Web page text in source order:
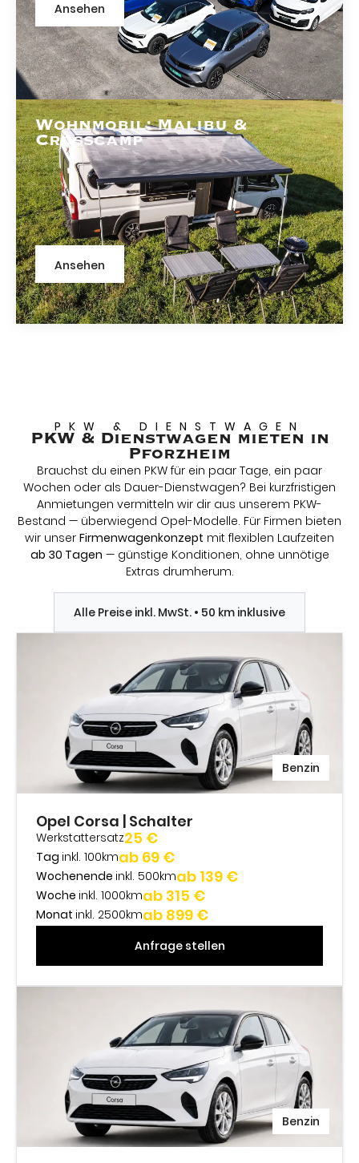
Ansehen
Wohnmobil: Malibu &
Crosscamp
Ansehen
PKW & DIENSTWAGEN
PKW & Dienstwagen mieten in
Pforzheim
Brauchst du einen PKW für ein paar Tage, ein paar
Wochen oder als Dauer-Dienstwagen? Bei kurzfristigen
Anmietungen vermitteln wir dir aus unserem PKW-
Bestand — überwiegend Opel-Modelle. Für Firmen bieten
wir unser Firmenwagenkonzept mit flexiblen Laufzeiten
ab 30 Tagen — günstige Konditionen, ohne unnötige
Extras drumherum.
Alle Preise inkl. MwSt. • 50 km inklusive
Benzin
Opel Corsa | Schalter
Werkstattersatz25 €
Tag inkl. 100kmab 69 €
Wochenende inkl. 500kmab 139 €
Woche inkl. 1000kmab 315 €
Monat inkl. 2500kmab 899 €
Anfrage stellen
Benzin